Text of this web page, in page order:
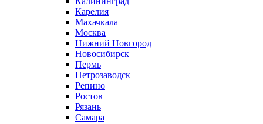
Карелия
Махачкала
Москва
Нижний Новгород
Новосибирск
Пермь
Петрозаводск
Репино
Ростов
Рязань
Самара